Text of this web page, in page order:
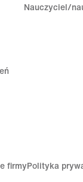
Nauczyciel/
firmyPolityka